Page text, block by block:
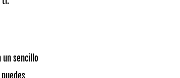
un sencillo